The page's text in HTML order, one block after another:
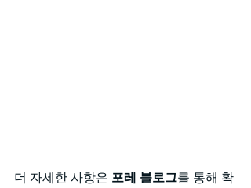
더 자세한 사항은 포레 블로그를 통해 확